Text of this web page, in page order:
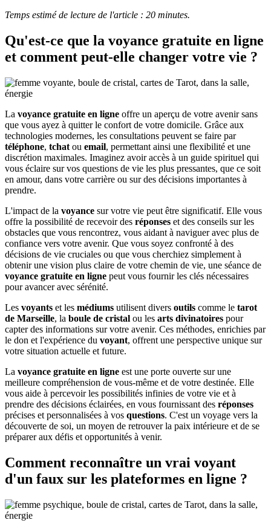
Temps estimé de lecture de l'article : 20 minutes.
Qu'est-ce que la voyance gratuite en ligne
et comment peut-elle changer votre vie ?
La voyance gratuite en ligne offre un aperçu de votre avenir sans
que vous ayez à quitter le confort de votre domicile. Grâce aux
technologies modernes, les consultations peuvent se faire par
téléphone, tchat ou email, permettant ainsi une flexibilité et une
discrétion maximales. Imaginez avoir accès à un guide spirituel qui
vous éclaire sur vos questions de vie les plus pressantes, que ce soit
en amour, dans votre carrière ou sur des décisions importantes à
prendre.
L'impact de la voyance sur votre vie peut être significatif. Elle vous
offre la possibilité de recevoir des réponses et des conseils sur les
obstacles que vous rencontrez, vous aidant à naviguer avec plus de
confiance vers votre avenir. Que vous soyez confronté à des
décisions de vie cruciales ou que vous cherchiez simplement à
obtenir une vision plus claire de votre chemin de vie, une séance de
voyance gratuite en ligne peut vous fournir les clés nécessaires
pour avancer avec sérénité.
Les voyants et les médiums utilisent divers outils comme le tarot
de Marseille, la boule de cristal ou les arts divinatoires pour
capter des informations sur votre avenir. Ces méthodes, enrichies par
le don et l'expérience du voyant, offrent une perspective unique sur
votre situation actuelle et future.
La voyance gratuite en ligne est une porte ouverte sur une
meilleure compréhension de vous-même et de votre destinée. Elle
vous aide à percevoir les possibilités infinies de votre vie et à
prendre des décisions éclairées, en vous fournissant des réponses
précises et personnalisées à vos questions. C'est un voyage vers la
découverte de soi, un moyen de retrouver la paix intérieure et de se
préparer aux défis et opportunités à venir.
Comment reconnaître un vrai voyant
d'un faux sur les plateformes en ligne ?